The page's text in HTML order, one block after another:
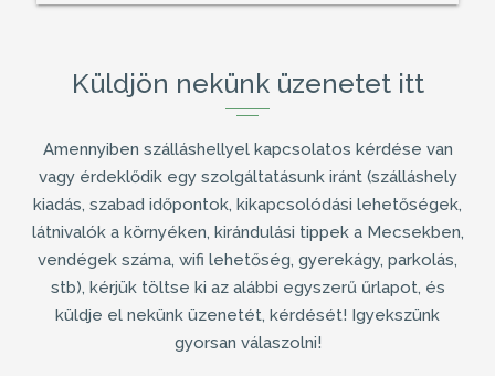
Küldjön nekünk üzenetet itt
Amennyiben szálláshellyelkapcsolatos kérdése van
vagy érdeklődik egy szolgáltatásunk iránt (szálláshely
kiadás, szabad időpontok, kikapcsolódási lehetőségek,
látnivalók a környéken, kirándulási tippek a Mecsekben,
vendégek száma, wifi lehetőség, gyerekágy, parkolás,
stb), kérjük töltse ki az alábbi egyszerű űrlapot, és
küldje el nekünk üzenetét, kérdését! Igyekszünk
gyorsan válaszolni!